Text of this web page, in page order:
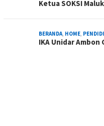
Ketua SOKSI
BERANDA, HOME,
IKA Unidar